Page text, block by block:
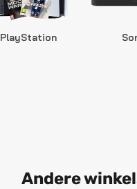
PlayStation
Andere